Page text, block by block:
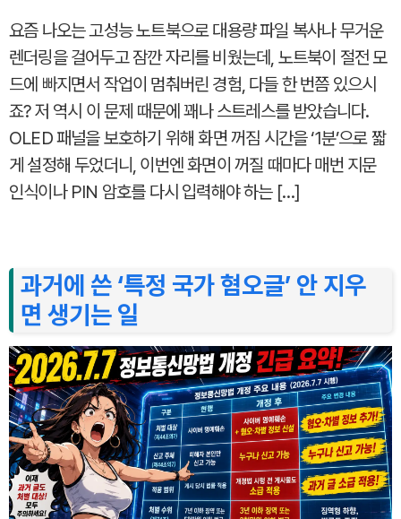
요즘 나오는 고성능 노트북으로 대용량 파일 복사나 무거운
렌더링을 걸어두고 잠깐 자리를 비웠는데, 노트북이 절전 모
드에 빠지면서 작업이 멈춰버린 경험, 다들 한 번쯤 있으시
죠? 저 역시 이 문제 때문에 꽤나 스트레스를 받았습니다.
OLED 패널을 보호하기 위해 화면 꺼짐 시간을 ‘1분’으로 짧
게 설정해 두었더니, 이번엔 화면이 꺼질 때마다 매번 지문
인식이나 PIN 암호를 다시 입력해야 하는 […]
과거에 쓴 ‘특정 국가 혐오글’ 안 지우
면 생기는 일